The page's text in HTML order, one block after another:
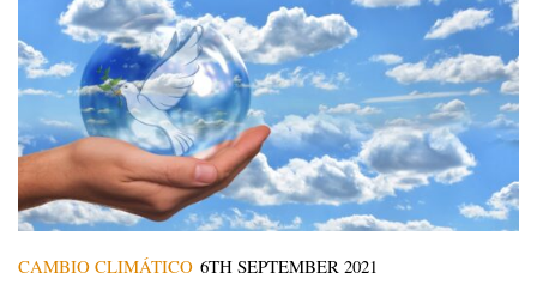
CAMBIO CLIMÁTICO 6TH SEPTEMBER 2021